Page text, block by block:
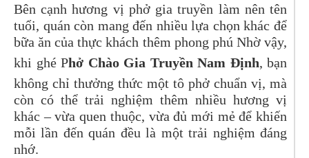
Bên cạnh hương vị phở gia truyền làm nên tên
tuổi, quán còn mang đến nhiều lựa chọn khác để
bữa ăn của thực khách thêm phong phú Nhờ vậy,
khi ghé Phở Chào Gia Truyền Nam Định, bạn
không chỉ thưởng thức một tô phở chuẩn vị, mà
còn có thể trải nghiệm thêm nhiều hương vị
khác – vừa quen thuộc, vừa đủ mới mẻ để khiến
mỗi lần đến quán đều là một trải nghiệm đáng
nhớ.